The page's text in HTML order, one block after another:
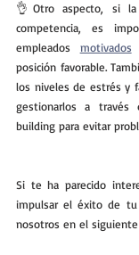
👌Otro aspecto, si
competencia, es
empleados motivados
posición favorable.
los niveles de estrés y
gestionarlos a través
building para evitar
Si te ha parecido
impulsar el éxito de tu
nosotros en el